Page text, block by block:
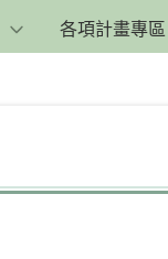
各項計畫專區